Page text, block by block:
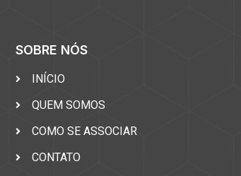
SOBRE NÓS
INÍCIO
QUEM SOMOS
COMO SE ASSOCIAR
CONTATO